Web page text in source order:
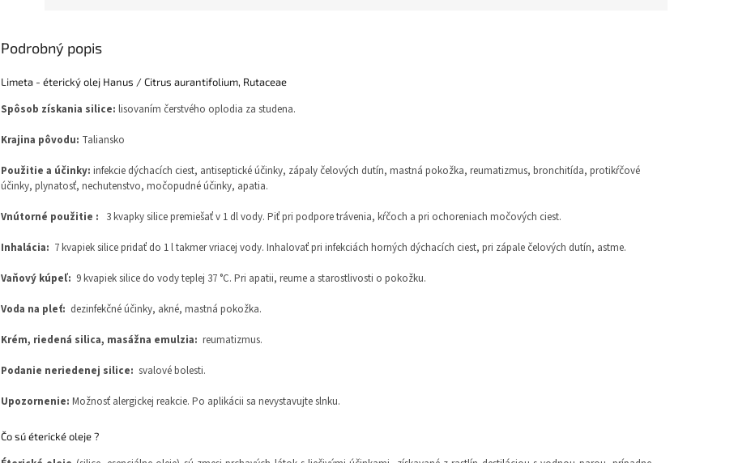
Podrobný popis
Limeta - éterický olej Hanus /Citrus aurantifolium, Rutaceae
Spôsob získania silice: lisovaním čerstvého oplodia za studena.
Krajina pôvodu: Taliansko
Použitie a účinky: infekcie dýchacích ciest, antiseptické účinky, zápaly čelových dutín, mastná pokožka, reumatizmus, bronchitída, protikŕčové
účinky, plynatosť, nechutenstvo, močopudné účinky, apatia.
Vnútorné použitie : 3 kvapky silice premiešať v 1 dl vody. Piť pri podpore trávenia, kŕčoch a pri ochoreniach močových ciest.
Inhalácia: 7 kvapiek silice pridať do 1 l takmer vriacej vody. Inhalovať pri infekciách horných dýchacích ciest, pri zápale čelových dutín, astme.
Vaňový kúpeľ: 9 kvapiek silice do vody teplej 37 °C. Pri apatii, reume a starostlivosti o pokožku.
Voda na pleť: dezinfekčné účinky, akné, mastná pokožka.
Krém, riedená silica, masážna emulzia: reumatizmus.
Podanie neriedenej silice: svalové bolesti.
Upozornenie: Možnosť alergickej reakcie. Po aplikácii sa nevystavujte slnku.
Čo sú éterické oleje ?